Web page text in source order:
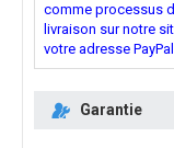
comme processus
livraison sur notre
votre adresse
Garantie